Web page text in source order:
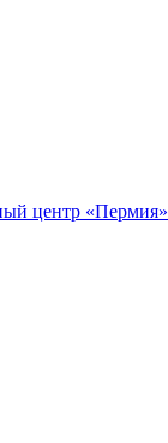
центр «Пермия»